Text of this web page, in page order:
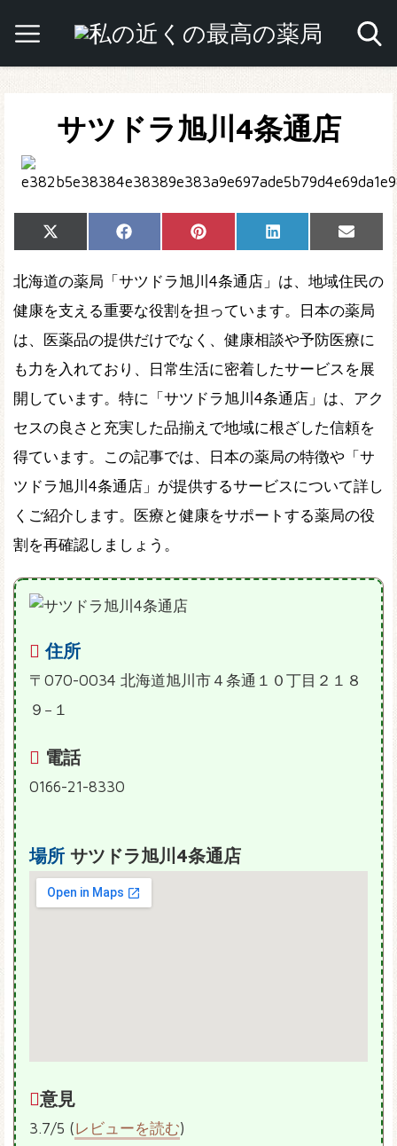
サツドラ旭川4条通店
Share
on
X
(Twitter)
Share
on
Facebook Share
on
Pinterest Share
on
LinkedIn
Share
on
Email
北海道の薬局「サツドラ旭川4条通店」は、地域住民の
健康を支える重要な役割を担っています。日本の薬局
は、医薬品の提供だけでなく、健康相談や予防医療に
も力を入れており、日常生活に密着したサービスを展
開しています。特に「サツドラ旭川4条通店」は、アク
セスの良さと充実した品揃えで地域に根ざした信頼を
得ています。この記事では、日本の薬局の特徴や「サ
ツドラ旭川4条通店」が提供するサービスについて詳し
くご紹介します。医療と健康をサポートする薬局の役
割を再確認しましょう。
住所
〒070-0034 北海道旭川市４条通１０丁目２１８
９−１
電話
0166-21-8330
場所 サツドラ旭川4条通店
意見
3.7/5 (レビューを読む)